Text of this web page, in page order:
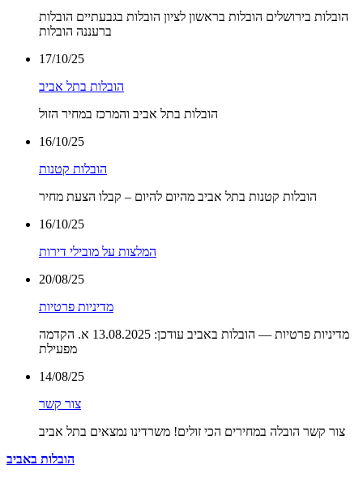
הובלות בירושלים הובלות בראשון לציון הובלות בגבעתיים הובלות
ברעננה הובלות
17/10/25
הובלות בתל אביב
הובלות בתל אביב והמרכז במחיר הזול
16/10/25
הובלות קטנות
הובלות קטנות בתל אביב מהיום להיום – קבלו הצעת מחיר
16/10/25
המלצות על מובילי דירות
20/08/25
מדיניות פרטיות
מדיניות פרטיות — הובלות באביב עודכן: 13.08.2025 א. הקדמה
מפעילת
14/08/25
צור קשר
צור קשר הובלה במחירים הכי זולים! משרדינו נמצאים בתל אביב
הובלות באביב